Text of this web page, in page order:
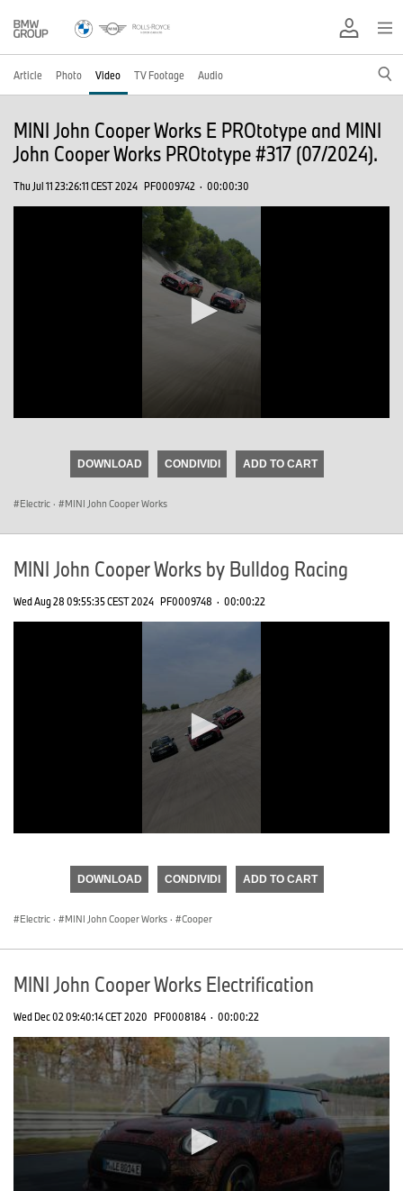
Article Photo Video TV Footage Audio
MINI John Cooper Works E PROtotype and MINI
John Cooper Works PROtotype #317 (07/2024).
Thu Jul 11 23:26:11 CEST 2024 PF0009742 · 00:00:30
DOWNLOAD CONDIVIDI ADD TO CART
Electric · MINI John Cooper Works
MINI John Cooper Works by Bulldog Racing
Wed Aug 28 09:55:35 CEST 2024 PF0009748 · 00:00:22
DOWNLOAD CONDIVIDI ADD TO CART
Electric · MINI John Cooper Works · Cooper
MINI John Cooper Works Electrification
Wed Dec 02 09:40:14 CET 2020 PF0008184 · 00:00:22